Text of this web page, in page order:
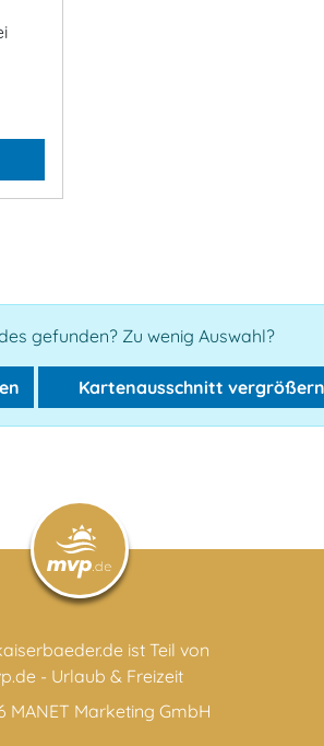
gefunden? Zu wenig Auswahl?
Kartenausschnitt vergrößern
ist Teil von
- Urlaub & Freizeit
MANET Marketing GmbH